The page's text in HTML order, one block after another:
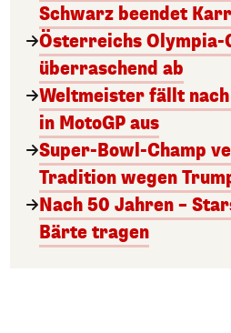
Schwarz beendet
Österreichs
überraschend ab
Weltmeister fällt
in MotoGP aus
Super-Bowl-Champ
Tradition wegen
Nach 50 Jahren –
Bärte tragen